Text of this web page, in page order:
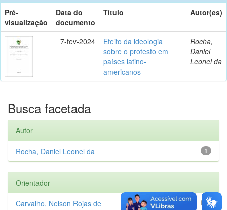
Pré-
visualização
Data do
documento
Título Autor(es)
7-fev-2024
Efeito da ideologia
sobre o protesto em
países latino-
americanos
Rocha,
Daniel
Leonel da
Busca facetada
Autor
1
Rocha, Daniel Leonel da
Orientador
1
Carvalho, Nelson Rojas de